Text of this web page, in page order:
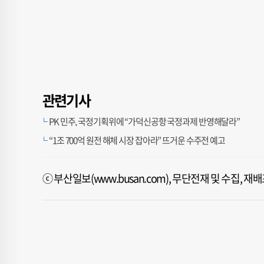
관련기사
PK 민주, 국정기획위에 “가덕신공항 국정과제 반영해달라”
“1조 700억 원전 해체 시장 잡아라” 뜨거운 수주전 예고
ⓒ 부산일보(www.busan.com), 무단전재 및 수집, 재